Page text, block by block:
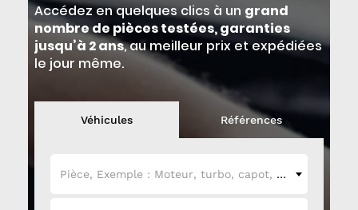
Accédez en quelques clics à un grand
nombre de pièces testées, garanties
jusqu’à 2 ans, au meilleur prix et expédiées
le jour même.
Véhicules Références
Pièce, Exemple : Moteur, turbo, capot, etc...